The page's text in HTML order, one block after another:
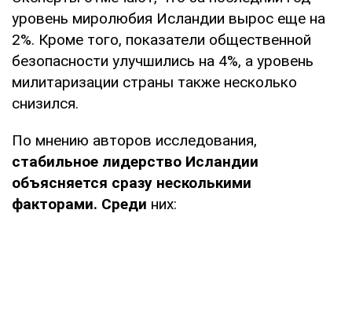
уровень миролюбия Исландии вырос еще на
2%. Кроме того, показатели общественной
безопасности улучшились на 4%, а уровень
милитаризации страны также несколько
снизился.
По мнению авторов исследования,
стабильное лидерство Исландии
объясняется сразу несколькими
факторами. Среди них: